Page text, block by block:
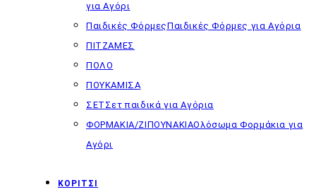
για Αγόρι
Παιδικές ΦόρμεςΠαιδικές Φόρμες για Αγόρια
ΠΙΤΖΑΜΕΣ
ΠΟΛΟ
ΠΟΥΚΑΜΙΣΑ
ΣΕΤ Σετ παιδικά για Αγόρια
ΦΟΡΜΑΚΙΑ/ΖΙΠΟΥΝΑΚΙΑΟλόσωμα Φορμάκια για
Αγόρι
ΚΟΡΙΤΣΙ